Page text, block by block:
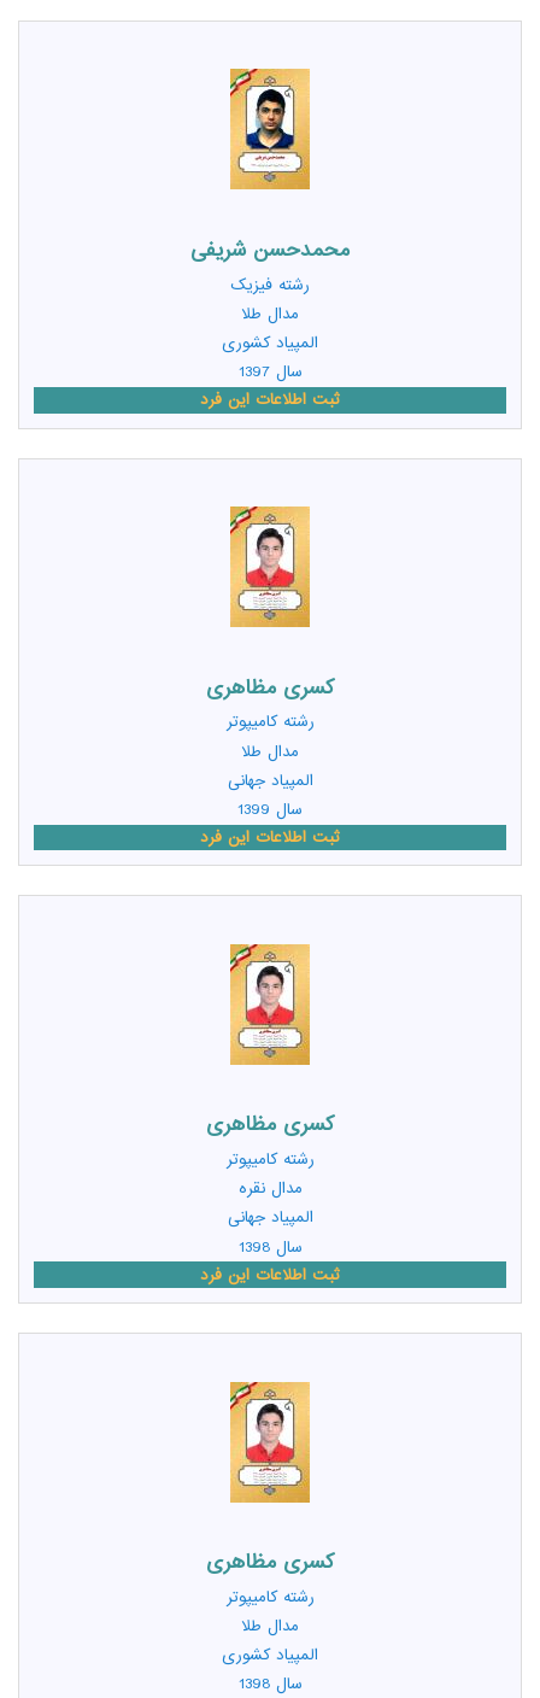
محمدحسن شریفی
رشته فیزیک
مدال طلا
المپیاد کشوری
سال 1397
ثبت اطلاعات این فرد
کسری مظاهری
رشته کامیپوتر
مدال طلا
المپیاد جهانی
سال 1399
ثبت اطلاعات این فرد
کسری مظاهری
رشته کامیپوتر
مدال نقره
المپیاد جهانی
سال 1398
ثبت اطلاعات این فرد
کسری مظاهری
رشته کامیپوتر
مدال طلا
المپیاد کشوری
سال 1398